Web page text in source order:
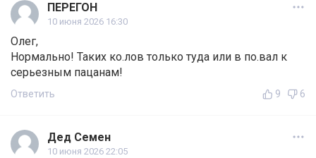
ПЕРЕГОН
10 июня 2026 16:30
Олег,
Нормально! Таких ко.лов только туда или в по.вал к
серьезным пацанам!
Ответить 9 6
Дед Семен
10 июня 2026 22:05